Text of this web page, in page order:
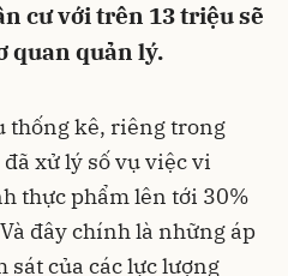
cư với trên 13 triệu sẽ
quan quản lý.
thống kê, riêng trong
xử lý số vụ việc vi
thực phẩm lên tới 30%
đây chính là những áp
sát của các lực lượng